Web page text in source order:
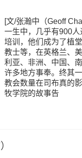
[文/张瀚中（Geoff
一生中，几乎有900
培训，他们成为了植
教士等，在英格兰、
利亚、非洲、中国、
许多地方事奉。终其
教会数量在司布真的
牧学院的故事告